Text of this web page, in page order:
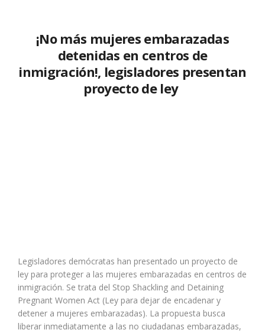
¡No más mujeres embarazadas
detenidas en centros de
inmigración!, legisladores presentan
proyecto de ley
Legisladores demócratas han presentado un proyecto de
ley para proteger a las mujeres embarazadas en centros de
inmigración. Se trata del Stop Shackling and Detaining
Pregnant Women Act (Ley para dejar de encadenar y
detener a mujeres embarazadas). La propuesta busca
liberar inmediatamente a las no ciudadanas embarazadas,